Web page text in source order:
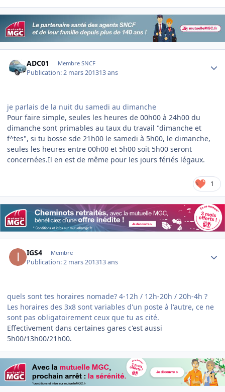
ADC01 Membre SNCF
Publication:2 mars 201313 ans
je parlais de la nuit du samedi au dimanche
Pour faire simple, seules les heures de 00h00 à 24h00 du
dimanche sont primables au taux du travail "dimanche et
f^tes", si tu bosse sde 21h00 le samedi à 5h00, le dimanche,
seules les heures entre 00h00 et 5h00 soit 5h00 seront
concernées.Il en est de même pour les jours fériés légaux.
1
IGS4 Membre
Publication:2 mars 201313 ans
quels sont tes horaires nomade? 4-12h / 12h-20h / 20h-4h ?
Les horaires des 3x8 sont variables d'un poste à l'autre, ce ne
sont pas obligatoirement ceux que tu as cité.
Effectivement dans certaines gares c'est aussi
5h00/13h00/21h00.